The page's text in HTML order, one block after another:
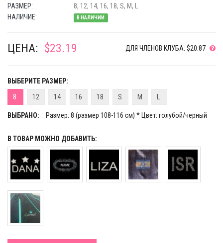
РАЗМЕР:
8, 12, 14, 16, 18, S, M, L
НАЛИЧИЕ:
В НАЛИЧИИ
ЦЕНА: $23.19 ДЛЯ ЧЛЕНОВ КЛУБА: $20.87
ВЫБЕРИТЕ РАЗМЕР:
8
12 14 16 18 S M
ВЫБРАНО: Размер: 8 (размер 108-116 см) * Цвет: голубой/черный
В ТОВАР МОЖНО ДОБАВИТЬ: